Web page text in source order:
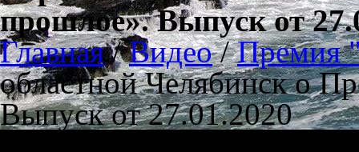
прошлое». Выпуск от
Главная/Видео/Премия
областной Челябинск о
Выпуск от 27.01.2020